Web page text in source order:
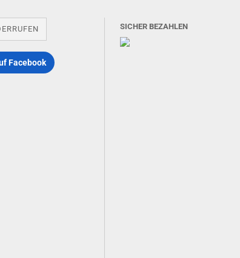
Facebook
SICHER BEZAHLEN